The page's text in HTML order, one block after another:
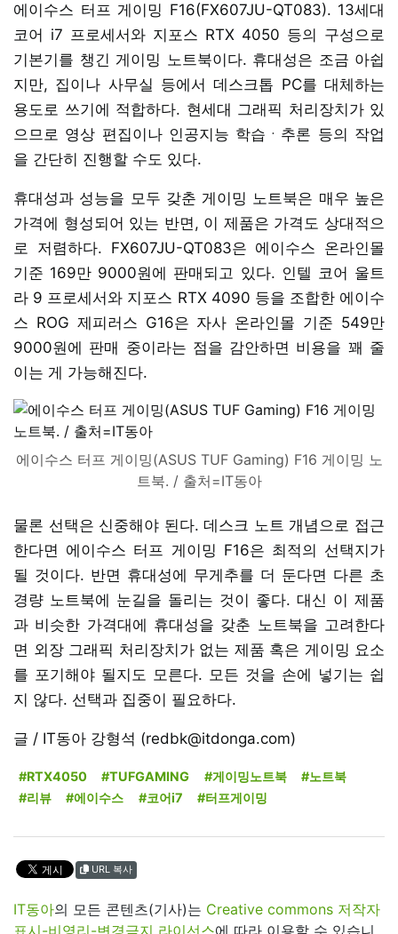
에이수스 터프 게이밍 F16(FX607JU-QT083). 13세대
코어 i7 프로세서와 지포스 RTX 4050 등의 구성으로
기본기를 챙긴 게이밍 노트북이다. 휴대성은 조금 아쉽
지만, 집이나 사무실 등에서 데스크톱 PC를 대체하는
용도로 쓰기에 적합하다. 현세대 그래픽 처리장치가 있
으므로 영상 편집이나 인공지능 학습ㆍ추론 등의 작업
을 간단히 진행할 수도 있다.
휴대성과 성능을 모두 갖춘 게이밍 노트북은 매우 높은
가격에 형성되어 있는 반면, 이 제품은 가격도 상대적으
로 저렴하다. FX607JU-QT083은 에이수스 온라인몰
기준 169만 9000원에 판매되고 있다. 인텔 코어 울트
라 9 프로세서와 지포스 RTX 4090 등을 조합한 에이수
스 ROG 제피러스 G16은 자사 온라인몰 기준 549만
9000원에 판매 중이라는 점을 감안하면 비용을 꽤 줄
이는 게 가능해진다.
에이수스 터프 게이밍(ASUS TUF Gaming) F16 게이밍 노
트북. / 출처=IT동아
물론 선택은 신중해야 된다. 데스크 노트 개념으로 접근
한다면 에이수스 터프 게이밍 F16은 최적의 선택지가
될 것이다. 반면 휴대성에 무게추를 더 둔다면 다른 초
경량 노트북에 눈길을 돌리는 것이 좋다. 대신 이 제품
과 비슷한 가격대에 휴대성을 갖춘 노트북을 고려한다
면 외장 그래픽 처리장치가 없는 제품 혹은 게이밍 요소
를 포기해야 될지도 모른다. 모든 것을 손에 넣기는 쉽
지 않다. 선택과 집중이 필요하다.
글 / IT동아 강형석 (redbk@itdonga.com)
#RTX4050 #TUFGAMING #게이밍노트북
#노트북
#리뷰
#에이수스 #코어i7 #터프게이밍
URL 복사
IT동아의 모든 콘텐츠(기사)는 Creative commons 저작자
표시-비영리-변경금지 라이선스에 따라 이용할 수 있습니